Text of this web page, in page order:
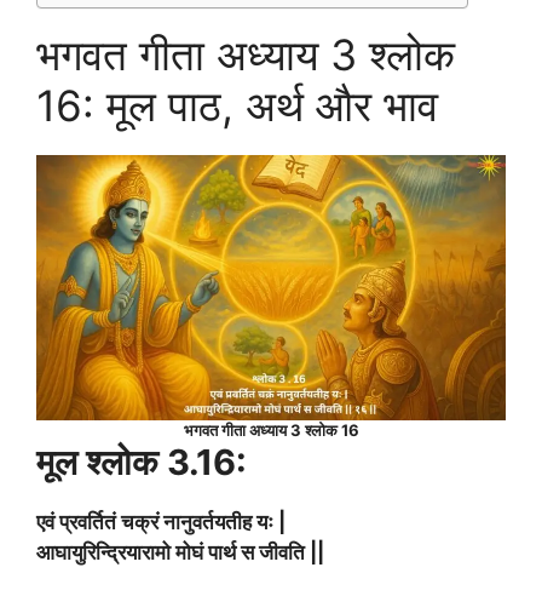
भगवत गीता अध्याय 3 श्लोक
16: मूल पाठ, अर्थ और भाव
भगवत गीता अध्याय 3 श्लोक 16
मूल श्लोक 3.16:
एवं प्रवर्तितं चक्रं नानुवर्तयतीह यः |
आघायुरिन्द्रियारामो मोघं पार्थ स जीवति ||